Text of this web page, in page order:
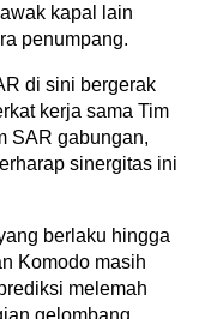
kapal lain
penumpang.
di sini bergerak
kerja sama Tim
SAR gabungan,
sinergitas ini
berlaku hingga
Komodo masih
melemah
gelombang